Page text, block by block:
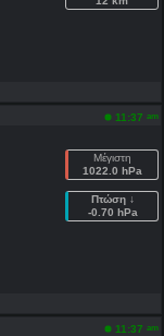
11:37 am
Μέγιστη
1022.0 hPa
Πτώση ↓
-0.70 hPa
11:37 am